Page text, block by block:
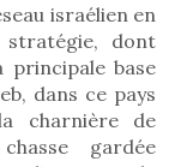
israélien en
dont
principale base
dans ce pays
charnière de
gardée